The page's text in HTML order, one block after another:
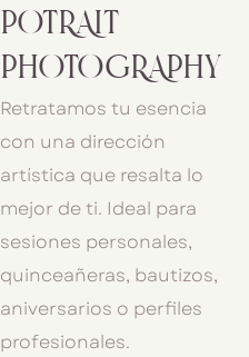
POTRAIT
PHOTOGRAPHY
Retratamos tu esencia
con una dirección
artística que resalta lo
mejor de ti. Ideal para
sesiones personales,
quinceañeras, bautizos,
aniversarios o perfiles
profesionales.